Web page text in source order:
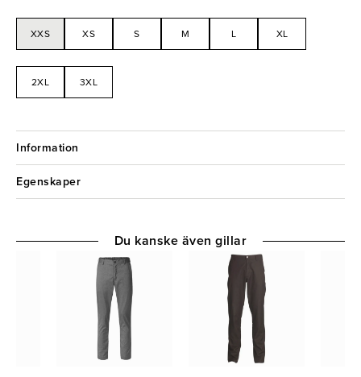
XXS XS S M L XL
2XL 3XL
Information
Egenskaper
Du kanske även gillar